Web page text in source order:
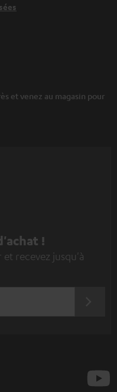
et venez au magasin pour
!
recevez jusqu'à